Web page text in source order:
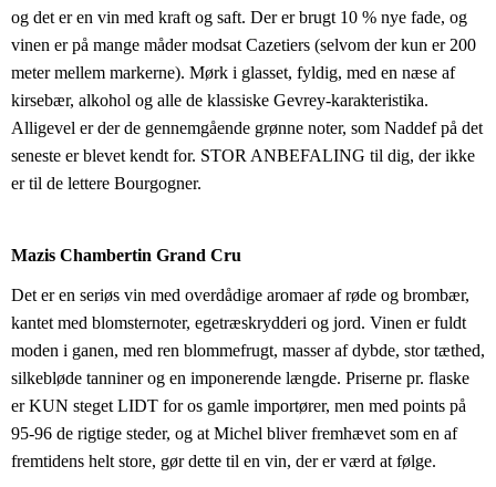
og det er en vin med kraft og saft. Der er brugt 10 % nye fade, og
vinen er på mange måder modsat Cazetiers (selvom der kun er 200
meter mellem markerne). Mørk i glasset, fyldig, med en næse af
kirsebær, alkohol og alle de klassiske Gevrey-karakteristika.
Alligevel er der de gennemgående grønne noter, som Naddef på det
seneste er blevet kendt for. STOR ANBEFALING til dig, der ikke
er til de lettere Bourgogner.
Mazis Chambertin Grand Cru
Det er en seriøs vin med overdådige aromaer af røde og brombær,
kantet med blomsternoter, egetræskrydderi og jord. Vinen er fuldt
moden i ganen, med ren blommefrugt, masser af dybde, stor tæthed,
silkebløde tanniner og en imponerende længde. Priserne pr. flaske
er KUN steget LIDT for os gamle importører, men med points på
95-96 de rigtige steder, og at Michel bliver fremhævet som en af
fremtidens helt store, gør dette til en vin, der er værd at følge.